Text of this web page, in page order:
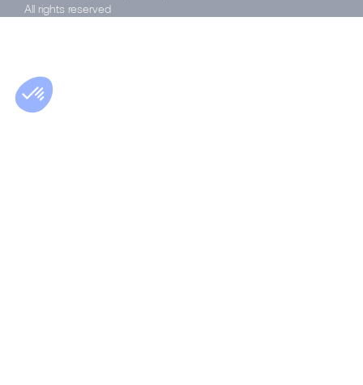
All rights reserved